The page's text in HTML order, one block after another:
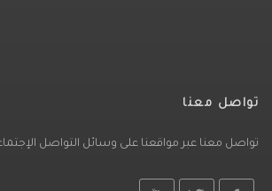
تواصل معنا
تواصل معنا عبر مواقعنا على وسائل التواصل